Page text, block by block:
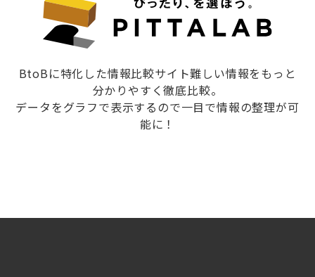
BtoBに特化した情報比較サイト難しい情報をもっと
分かりやすく徹底比較。
データをグラフで表示するので一目で情報の整理が可
能に！